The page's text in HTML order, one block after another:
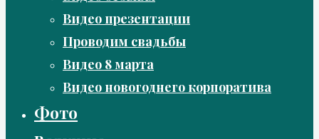
Видео презентации
Проводим свадьбы
Видео 8 марта
Видео новогоднего корпоратива
Фото